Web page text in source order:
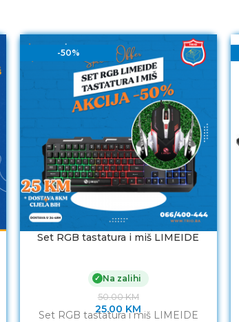
-50%
Set RGB tastatura i miš LIMEIDE
✓ Na zalihi
50.00KM
25.00 KM
Set RGB tastatura i miš LIMEIDE